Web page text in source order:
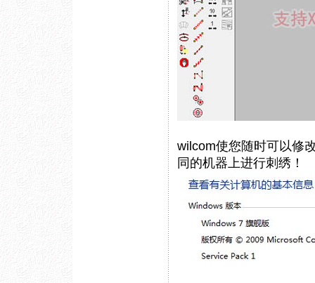
wilcom使您随时可以修
同的机器上进行刺绣！